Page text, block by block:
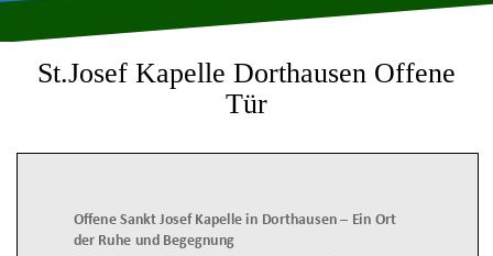
St.Josef Kapelle Dorthausen Offene
Tür
Offene Sankt Josef Kapelle in Dorthausen – Ein Ort
der Ruhe und Begegnung